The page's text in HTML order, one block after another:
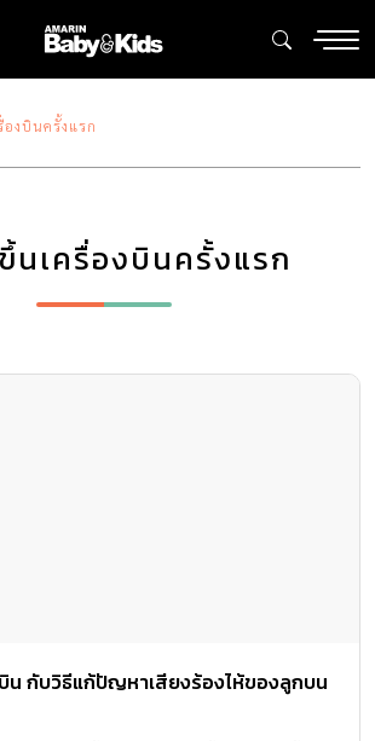
งบินครั้งแรก
นเครื่องบินครั้งแรก
น กับวิธีแก้ปัญหาเสียงร้องไห้ของลูกบน